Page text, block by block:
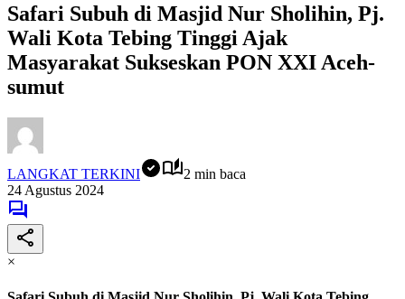
Safari Subuh di Masjid Nur Sholihin, Pj.
Wali Kota Tebing Tinggi Ajak
Masyarakat Sukseskan PON XXI Aceh-
sumut
LANGKAT TERKINI
2 min baca
24 Agustus 2024
×